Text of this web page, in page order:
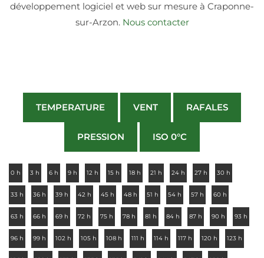
développement logiciel et web sur mesure à Craponne-
sur-Arzon. Nous contacter
TEMPERATURE VENT RAFALES
PRESSION ISO 0°C
0 h 3 h 6 h 9 h 12 h 15 h 18 h 21 h 24 h 27 h 30 h
33 h 36 h 39 h 42 h 45 h 48 h 51 h 54 h 57 h 60 h
63 h 66 h 69 h 72 h 75 h 78 h 81 h 84 h 87 h 90 h 93 h
96 h 99 h 102 h 105 h 108 h 111 h 114 h 117 h 120 h 123 h